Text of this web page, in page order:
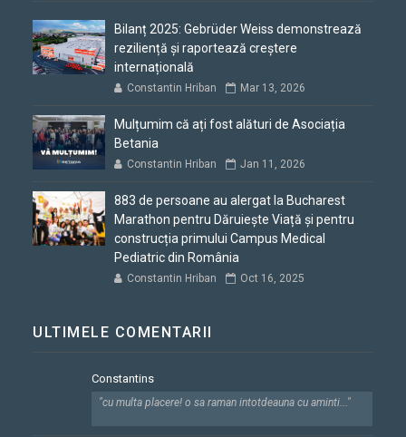
Bilanț 2025: Gebrüder Weiss demonstrează
reziliență și raportează creștere
internațională
Constantin Hriban Mar 13, 2026
Mulțumim că ați fost alături de Asociația
Betania
Constantin Hriban Jan 11, 2026
883 de persoane au alergat la Bucharest
Marathon pentru Dăruiește Viață și pentru
construcția primului Campus Medical
Pediatric din România
Constantin Hriban Oct 16, 2025
ULTIMELE COMENTARII
Constantins
"cu multa placere! o sa raman intotdeauna cu aminti..."